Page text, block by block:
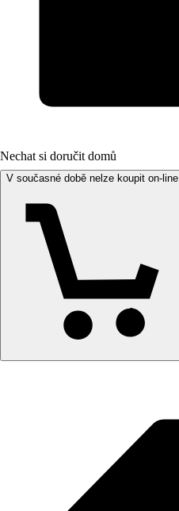
Nechat si doručit domů
V současné době nelze koupit on-line